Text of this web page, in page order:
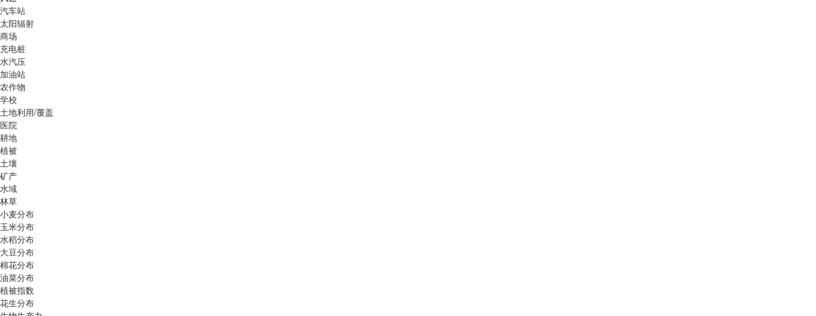
汽车站
太阳辐射
商场
充电桩
水汽压
加油站
农作物
学校
土地利用/覆盖
医院
耕地
植被
土壤
矿产
水域
林草
小麦分布
玉米分布
水稻分布
大豆分布
棉花分布
油菜分布
植被指数
花生分布